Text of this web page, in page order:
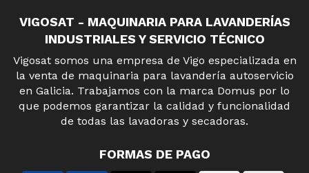
VIGOSAT - MAQUINARIA PARA LAVANDERÍAS
INDUSTRIALES Y SERVICIO TÉCNICO
Vigosat somos una empresa de Vigo especializada en
la venta de maquinaria para lavandería autoservicio
en Galicia. Trabajamos con la marca Domus por lo
que podemos garantizar la calidad y funcionalidad
de todas las lavadoras y secadoras.
FORMAS DE PAGO